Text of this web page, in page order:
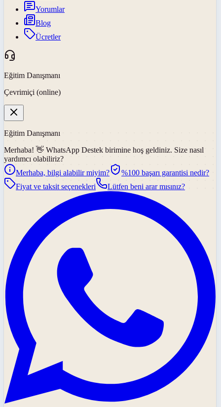
Yorumlar
Blog
Ücretler
Eğitim Danışmanı
Çevrimiçi (online)
Eğitim Danışmanı
Merhaba! 👋 WhatsApp Destek birimine hoş geldiniz. Size nasıl
yardımcı olabiliriz?
Merhaba, bilgi alabilir miyim?
%100 başarı garantisi nedir?
Fiyat ve taksit seçenekleri
Lütfen beni arar mısınız?